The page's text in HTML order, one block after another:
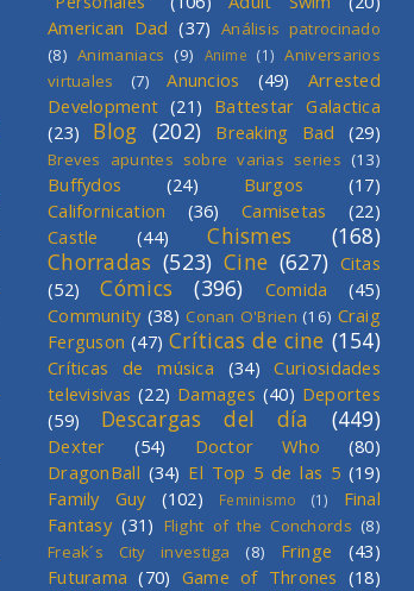
American Dad (37) Análisis patrocinado
(8) Animaniacs (9) Anime (1) Aniversarios
virtuales
(7) Anuncios (49)
Arrested
Development (21) Battestar Galactica
(23)
Blog (202) Breaking Bad (29)
Breves apuntes sobre varias series (13)
Buffydos (24) Burgos
(17)
Californication
(36) Camisetas
(22)
Castle
(44) Chismes
(168)
Chorradas (523) Cine (627) Citas
(52)
Cómics (396) Comida
(45)
Community (38) Conan O'Brien (16) Craig
Ferguson (47) Críticas de cine (154)
Críticas de música (34)
Curiosidades
televisivas (22) Damages (40) Deportes
(59)
Descargas del día (449)
Dexter (54) Doctor Who
(80)
DragonBall (34) El Top 5 de las 5 (19)
Family Guy
(102) Feminismo (1)
Final
Fantasy (31) Flight of the Conchords (8)
Freak´s City investiga
(8) Fringe
(43)
Futurama (70) Game of Thrones (18)